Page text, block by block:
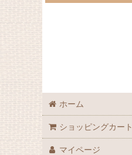
Ninja H2
Ninja ZX-10R
ホーム
ショッピングカート
マイページ